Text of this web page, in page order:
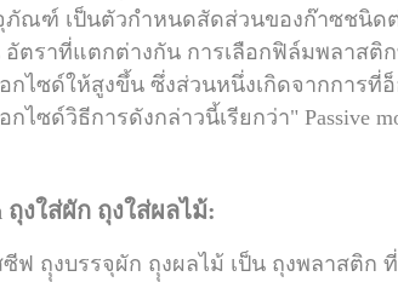
ภัณฑ์ เป็นตัวกำหนดสัดส่วนของก๊าซชนิด
อัตราที่แตกต่างกัน การเลือกฟิล์มพลาสติ
กไซด์ให้สูงขึ้น ซึ่งส่วนหนึ่งเกิดจากการที่
กไซด์วิธีการดังกล่าวนี้เรียกว่า" Passive
ถุงใส่ผัก ถุงใส่ผลไม้:
ฟ ถุุงบรรจุผัก ถุุงผลไม้ เป็น ถุงพลาสติก